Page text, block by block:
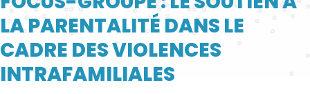
LA PARENTALITÉ DANS LE
CADRE DES VIOLENCES
INTRAFAMILIALES